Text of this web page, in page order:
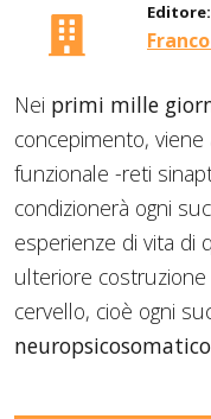
Editore:
Nei primi mille
concepimento,
funzionale -reti
condizionerà ogni
esperienze di vita di
ulteriore
cervello, cioè ogni
neuropsicosomatico